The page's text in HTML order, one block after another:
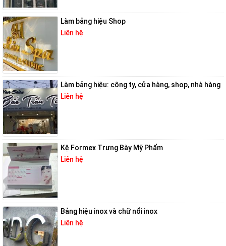
Làm bảng hiệu Shop
Liên hệ
Làm bảng hiệu: công ty, cửa hàng, shop, nhà hàng
Liên hệ
Kệ Formex Trưng Bày Mỹ Phẩm
Liên hệ
Bảng hiệu inox và chữ nổi inox
Liên hệ